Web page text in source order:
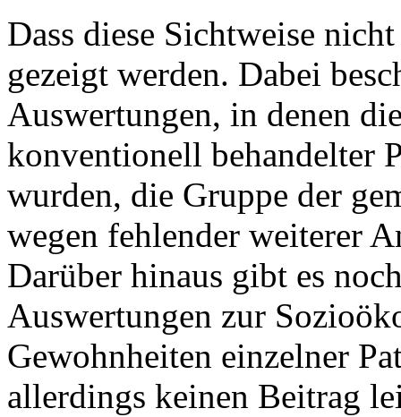
Dass diese Sichtweise
gezeigt werden. Dabei
Auswertungen, in denen
konventionell behandelter
wurden, die Gruppe der
wegen fehlender weiterer
Darüber hinaus gibt es
Auswertungen zur
Gewohnheiten einzelner
allerdings keinen Beitrag